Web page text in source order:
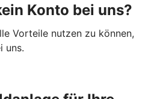
Konto bei uns?
Vorteile nutzen zu können,
uns.